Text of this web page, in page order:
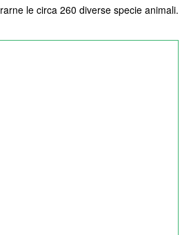
le circa 260 diverse specie animali.